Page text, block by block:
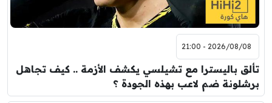
2026/08/08 - 21:00
تألق باليسترا مع تشيلسي يكشف الأزمة .. كيف تجاهل
برشلونة ضم لاعب بهذه الجودة ؟